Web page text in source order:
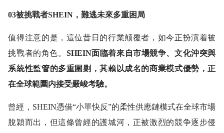
03被挑戰者SHEIN，難逃未來多重困局
值得注意的是，這位昔日的行業颠覆者，如今正扮演着被
挑戰者的角色。 SHEIN面臨着來自市場競争、文化沖突與
系統性監管的多重圍剿，其賴以成名的商業模式優勢，正
在全球範圍内接受嚴峻考驗。
曾經，SHEIN憑借“小單快反”的柔性供應鏈模式在全球市場
脫穎而出，但這條曾經的護城河，正被激烈的競争逐步侵